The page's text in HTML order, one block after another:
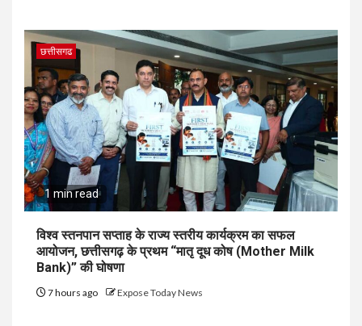
छत्तीसगढ
1 min read
विश्व स्तनपान सप्ताह के राज्य स्तरीय कार्यक्रम का सफल
आयोजन, छत्तीसगढ़ के प्रथम “मातृ दूध कोष (Mother Milk
Bank)” की घोषणा
7 hours ago Expose Today News